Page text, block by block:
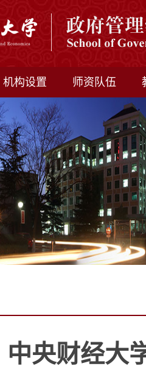
机构设置 师资队伍
中央财经大